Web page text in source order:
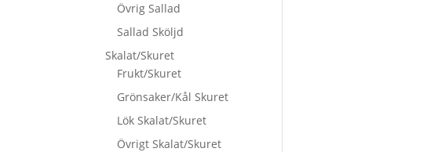
Övrig Sallad
Sallad Sköljd
Skalat/Skuret
Frukt/Skuret
Grönsaker/Kål Skuret
Lök Skalat/Skuret
Övrigt Skalat/Skuret